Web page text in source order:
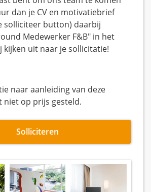
dan je CV en motivatiebrief
solliciteer button) daarbij
Medewerker F&B" in het
kijken uit naar je sollicitatie!
naar aanleiding van deze
niet op prijs gesteld.
Solliciteren